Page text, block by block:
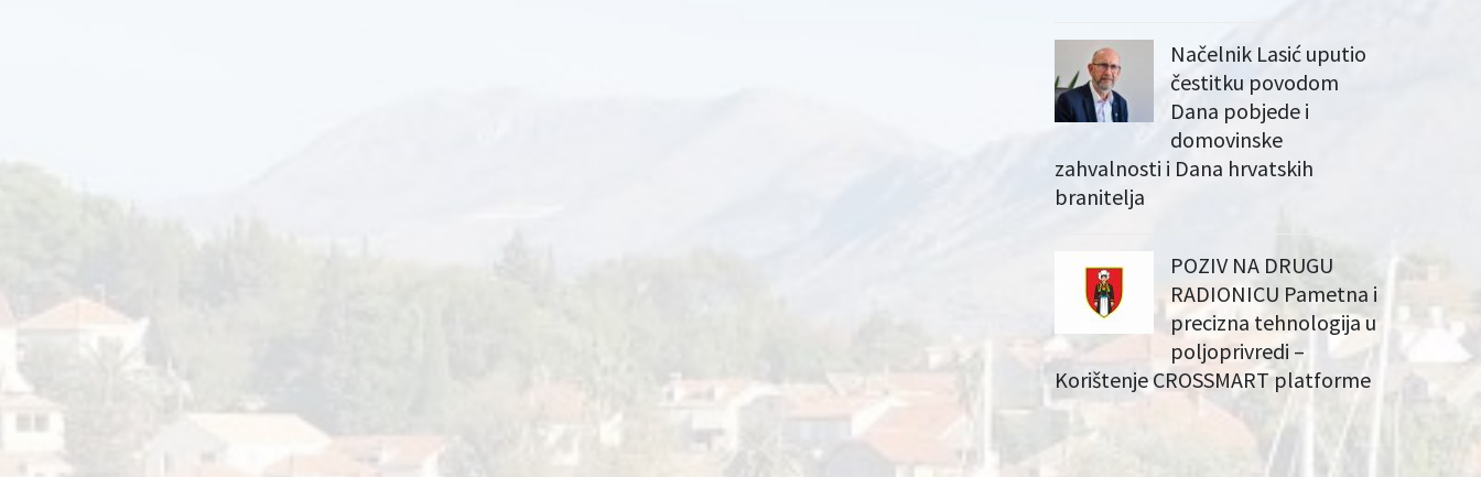
Načelnik Lasić uputio
čestitku povodom
Dana pobjede i
domovinske
zahvalnosti i Dana hrvatskih
branitelja
POZIV NA DRUGU
RADIONICU Pametna i
precizna tehnologija u
poljoprivredi –
Korištenje CROSSMART platforme